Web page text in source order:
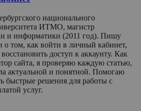
национального
ИТМО, магистр
и информатики (2011 год). Пишу
том, как войти в личный кабинет,
доступ к аккаунту. Как
сайта, я проверяю каждую статью,
актуальной и понятной. Помогаю
быстрые решения для работы с
услуг.